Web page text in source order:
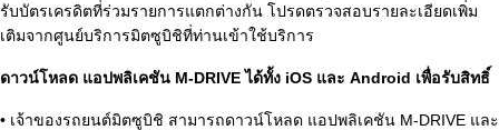
รับบัตรเครดิตที่ร่วมรายการแตกต่างกัน โปรดตรวจสอบรายละเอียดเพิ่ม
เติมจากศูนย์บริการมิตซูบิชิที่ท่านเข้าใช้บริการ
ดาวน์โหลด แอปพลิเคชัน M-DRIVE ได้ทั้ง iOS และ Android เพื่อรับสิทธิ์
• เจ้าของรถยนต์มิตซูบิชิ สามารถดาวน์โหลด แอปพลิเคชัน M-DRIVE และ